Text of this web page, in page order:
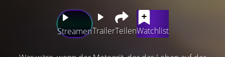
StreamenTrailerTeilenWatchlist